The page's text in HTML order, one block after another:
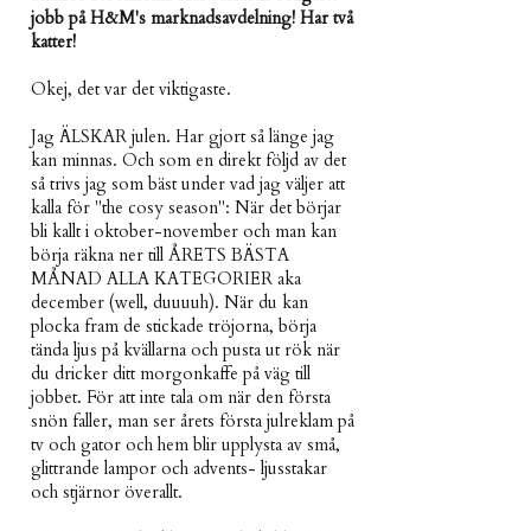
jobb på H&M's marknadsavdelning! Har två
katter!
Okej, det var det viktigaste.
Jag ÄLSKAR julen. Har gjort så länge jag
kan minnas. Och som en direkt följd av det
så trivs jag som bäst under vad jag väljer att
kalla för "the cosy season": När det börjar
bli kallt i oktober-november och man kan
börja räkna ner till ÅRETS BÄSTA
MÅNAD ALLA KATEGORIER aka
december (well, duuuuh). När du kan
plocka fram de stickade tröjorna, börja
tända ljus på kvällarna och pusta ut rök när
du dricker ditt morgonkaffe på väg till
jobbet. För att inte tala om när den första
snön faller, man ser årets första julreklam på
tv och gator och hem blir upplysta av små,
glittrande lampor och advents- ljusstakar
och stjärnor överallt.